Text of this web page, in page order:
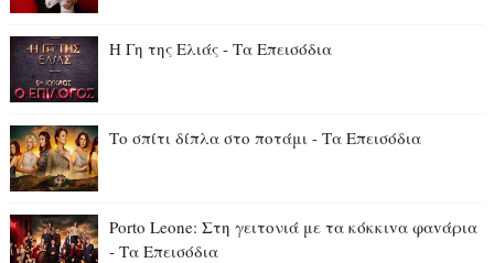
Η Γη της Ελιάς - Τα Επεισόδια
Το σπίτι δίπλα στο ποτάμι - Τα Επεισόδια
Porto Leone: Στη γειτονιά με τα κόκκιvα φαvάρια
- Τα Επεισόδια